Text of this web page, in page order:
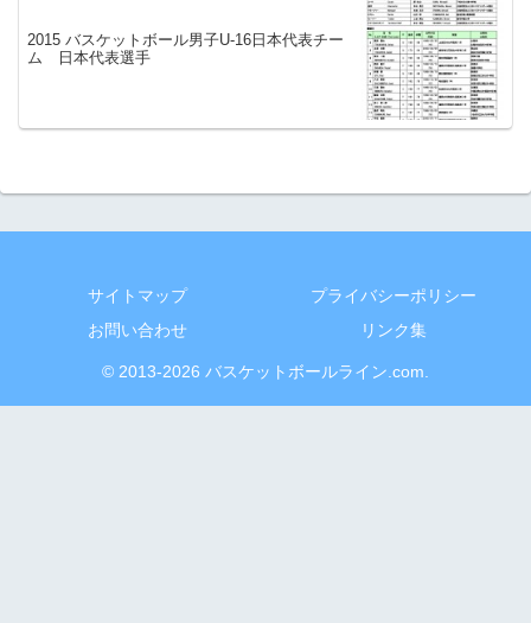
2015 バスケットボール男子U-16日本代表チー
ム 日本代表選手
サイトマップ
プライバシーポリシー
お問い合わせ
リンク集
© 2013-2026 バスケットボールライン.com.